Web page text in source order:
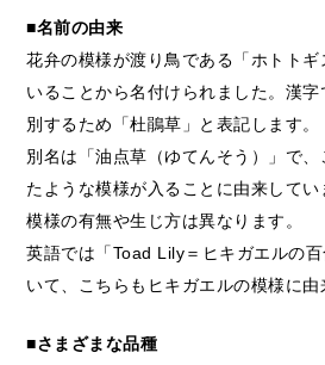
■名前の由来
花弁の模様が渡り鳥である「ホトト
いることから名付けられました。漢
別するため「杜鵑草」と表記します。
別名は「油点草（ゆてんそう）」で
たような模様が入ることに由来して
模様の有無や生じ方は異なります。
英語では「Toad Lily＝ヒキガエルの
いて、こちらもヒキガエルの模様に由
■さまざまな品種